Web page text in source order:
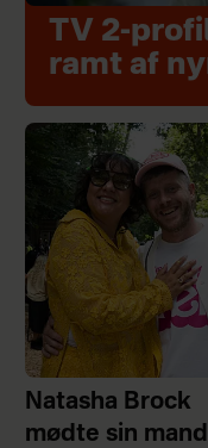
TV 2-
ramt af
Natasha Brock
mødte sin